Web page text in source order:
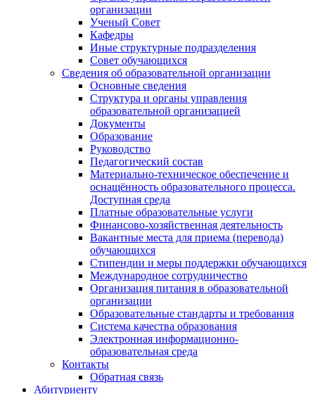
организации
Ученый Совет
Кафедры
Иные структурные подразделения
Совет обучающихся
Сведения об образовательной организации
Основные сведения
Структура и органы управления
образовательной организацией
Документы
Образование
Руководство
Педагогический состав
Материально-техническое обеспечение и
оснащённость образовательного процесса.
Доступная среда
Платные образовательные услуги
Финансово-хозяйственная деятельность
Вакантные места для приема (перевода)
обучающихся
Стипендии и меры поддержки обучающихся
Международное сотрудничество
Организация питания в образовательной
организации
Образовательные стандарты и требования
Система качества образования
Электронная информационно-
образовательная среда
Контакты
Обратная связь
Абитуриенту